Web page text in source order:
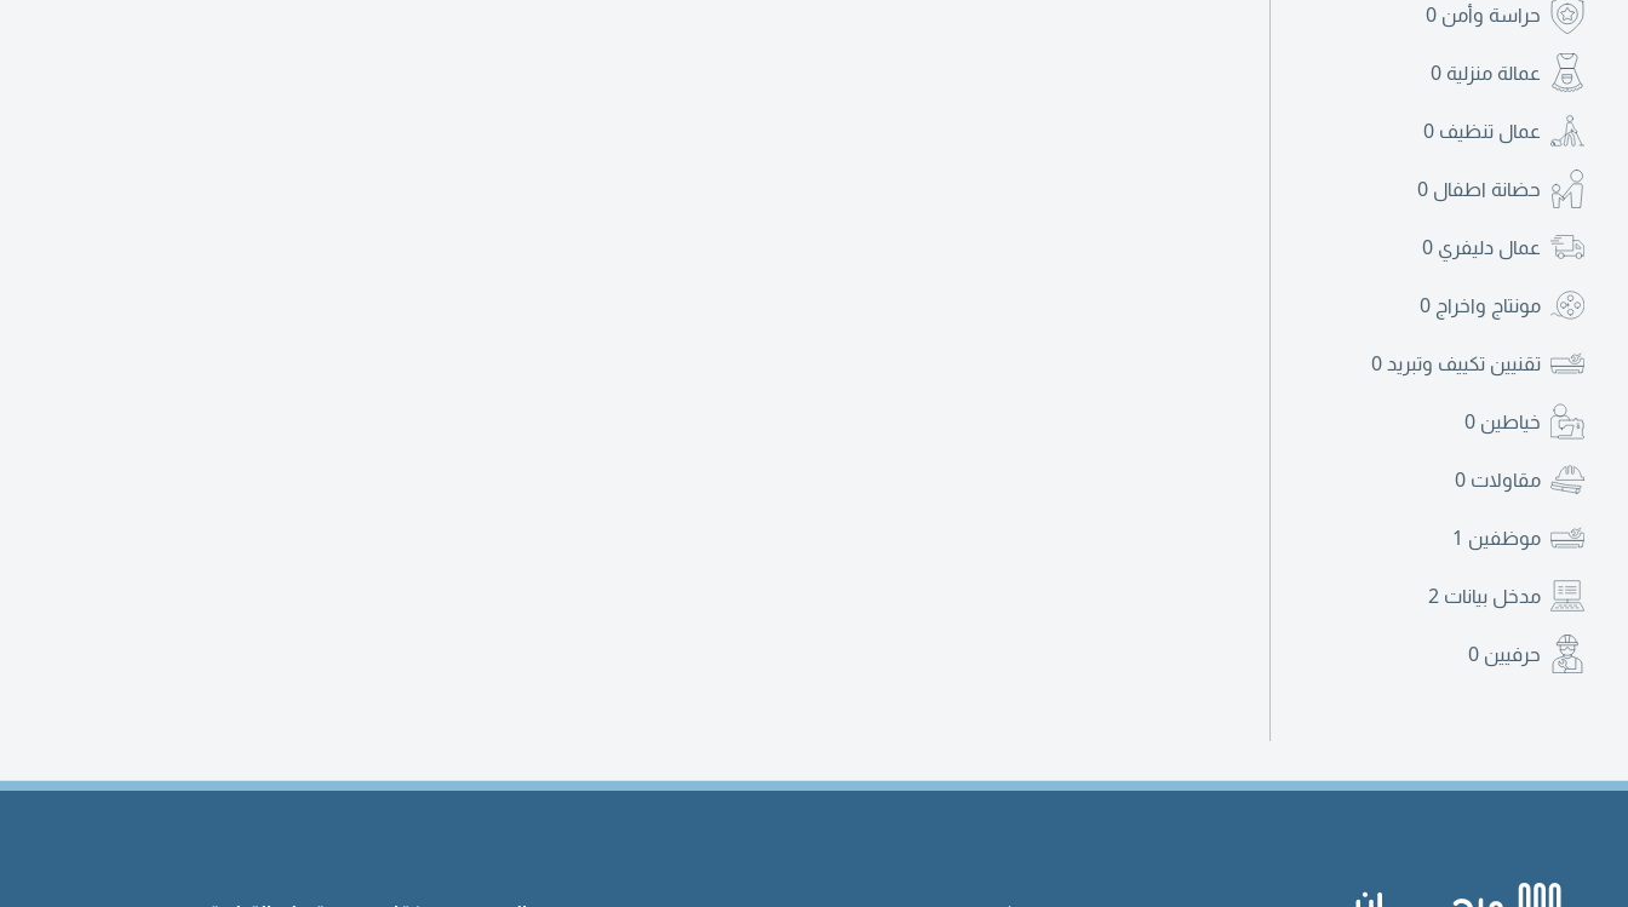
حراسة وأمن 0
عمالة منزلية 0
عمال تنظيف 0
حضانة اطفال 0
عمال دليفري 0
مونتاج واخراج 0
تقنيين تكييف وتبريد0
خياطين 0
مقاولات 0
موظفين 1
مدخل بيانات 2
حرفيين 0